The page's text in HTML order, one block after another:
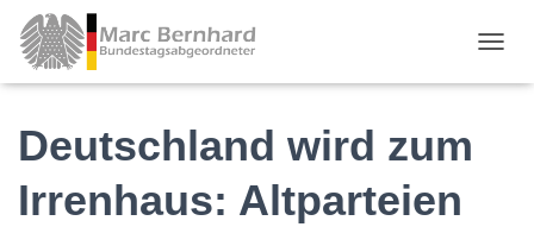
Deutschland wird zum
Irrenhaus: Altparteien